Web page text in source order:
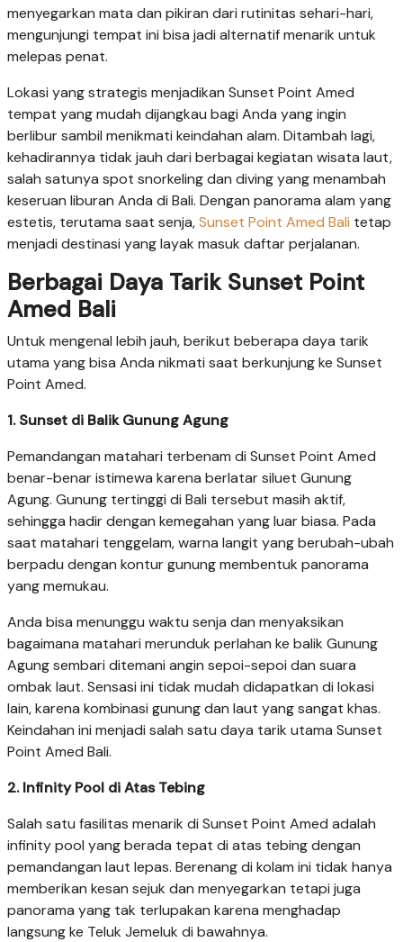
menyegarkan mata dan pikiran dari rutinitas sehari-hari,
mengunjungi tempat ini bisa jadi alternatif menarik untuk
melepas penat.
Lokasi yang strategis menjadikan Sunset Point Amed
tempat yang mudah dijangkau bagi Anda yang ingin
berlibur sambil menikmati keindahan alam. Ditambah lagi,
kehadirannya tidak jauh dari berbagai kegiatan wisata laut,
salah satunya spot snorkeling dan diving yang menambah
keseruan liburan Anda di Bali. Dengan panorama alam yang
estetis, terutama saat senja,Sunset Point Amed Bali tetap
menjadi destinasi yang layak masuk daftar perjalanan.
Berbagai Daya Tarik Sunset Point
Amed Bali
Untuk mengenal lebih jauh, berikut beberapa daya tarik
utama yang bisa Anda nikmati saat berkunjung ke Sunset
Point Amed.
1. Sunset di Balik Gunung Agung
Pemandangan matahari terbenam di Sunset Point Amed
benar-benar istimewa karena berlatar siluet Gunung
Agung. Gunung tertinggi di Bali tersebut masih aktif,
sehingga hadir dengan kemegahan yang luar biasa. Pada
saat matahari tenggelam, warna langit yang berubah-ubah
berpadu dengan kontur gunung membentuk panorama
yang memukau.
Anda bisa menunggu waktu senja dan menyaksikan
bagaimana matahari merunduk perlahan ke balik Gunung
Agung sembari ditemani angin sepoi-sepoi dan suara
ombak laut. Sensasi ini tidak mudah didapatkan di lokasi
lain, karena kombinasi gunung dan laut yang sangat khas.
Keindahan ini menjadi salah satu daya tarik utama Sunset
Point Amed Bali.
2. Infinity Pool di Atas Tebing
Salah satu fasilitas menarik di Sunset Point Amed adalah
infinity pool yang berada tepat di atas tebing dengan
pemandangan laut lepas. Berenang di kolam ini tidak hanya
memberikan kesan sejuk dan menyegarkan tetapi juga
panorama yang tak terlupakan karena menghadap
langsung ke Teluk Jemeluk di bawahnya.